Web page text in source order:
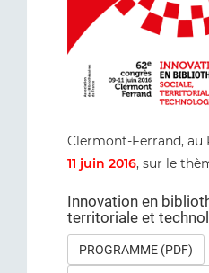
Clermont-Ferrand, au
11 juin 2016, sur le
Innovation en
territoriale et
PROGRAMME (PDF)